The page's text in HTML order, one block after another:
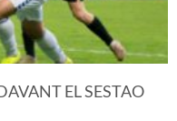
EL SESTAO